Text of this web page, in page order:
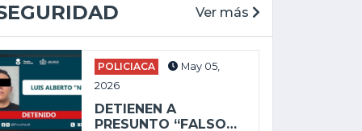
May 27, 2025
ALEJANDRO
Ver más
POLICIACA
May 05,
2026
DETIENEN A
PRESUNTO “FALSO…